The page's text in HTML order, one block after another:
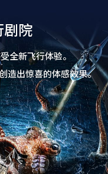
剧院
全新飞行体验。
造出惊喜的体感效果。